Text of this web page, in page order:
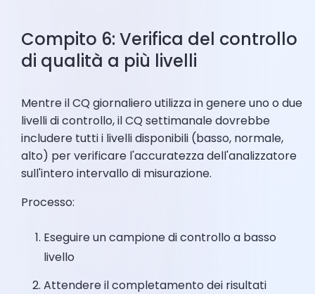
Compito 6: Verifica del controllo
di qualità a più livelli
Mentre il CQ giornaliero utilizza in genere uno o due
livelli di controllo, il CQ settimanale dovrebbe
includere tutti i livelli disponibili (basso, normale,
alto) per verificare l'accuratezza dell'analizzatore
sull'intero intervallo di misurazione.
Processo:
Eseguire un campione di controllo a basso
livello
Attendere il completamento dei risultati